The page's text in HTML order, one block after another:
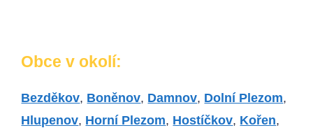
Obce v okolí:
Bezděkov, Boněnov, Damnov, Dolní Plezom,
Hlupenov, Horní Plezom, Hostíčkov, Kořen,